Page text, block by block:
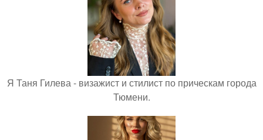
Я Таня Гилева - визажист и стилист по прическам города
Тюмени.